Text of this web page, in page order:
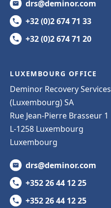
drs@deminor.com
+32 (0)2 674 71 33
+32 (0)2 674 71 20
LUXEMBOURG OFFICE
Deminor Recovery Services
(Luxembourg) SA
Rue Jean-Pierre Brasseur 1
L-1258 Luxembourg
Luxembourg
drs@deminor.com
+352 26 44 12 25
+352 26 44 12 25